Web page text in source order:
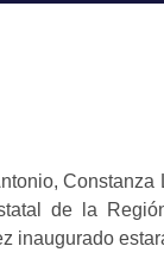
de la
inaugurado